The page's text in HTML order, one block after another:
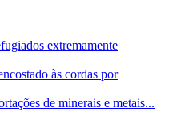
extremamente
às cordas por
de minerais e metais...